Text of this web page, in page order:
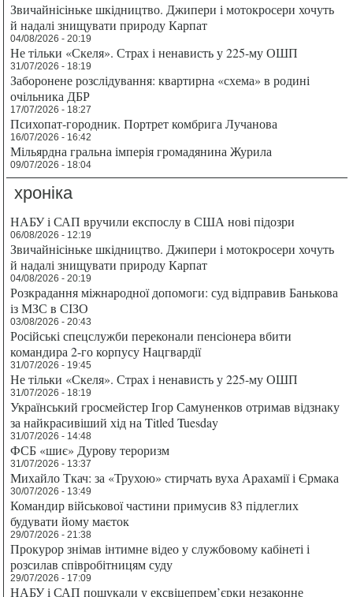
Звичайнісіньке шкідництво. Джипери і мотокросери хочуть
й надалі знищувати природу Карпат
04/08/2026 - 20:19
Не тільки «Скеля». Страх і ненависть у 225-му ОШП
31/07/2026 - 18:19
Заборонене розслідування: квартирна «схема» в родині
очільника ДБР
17/07/2026 - 18:27
Психопат-городник. Портрет комбрига Лучанова
16/07/2026 - 16:42
Мільярдна гральна імперія громадянина Журила
09/07/2026 - 18:04
хроніка
НАБУ і САП вручили експослу в США нові підозри
06/08/2026 - 12:19
Звичайнісіньке шкідництво. Джипери і мотокросери хочуть
й надалі знищувати природу Карпат
04/08/2026 - 20:19
Розкрадання міжнародної допомоги: суд відправив Банькова
із МЗС в СІЗО
03/08/2026 - 20:43
Російські спецслужби переконали пенсіонера вбити
командира 2-го корпусу Нацгвардії
31/07/2026 - 19:45
Не тільки «Скеля». Страх і ненависть у 225-му ОШП
31/07/2026 - 18:19
Український гросмейстер Ігор Самуненков отримав відзнаку
за найкрасивіший хід на Titled Tuesday
31/07/2026 - 14:48
ФСБ «шиє» Дурову тероризм
31/07/2026 - 13:37
Михайло Ткач: за «Трухою» стирчать вуха Арахамії і Єрмака
30/07/2026 - 13:49
Командир військової частини примусив 83 підлеглих
будувати йому маєток
29/07/2026 - 21:38
Прокурор знімав інтимне відео у службовому кабінеті і
розсилав співробітницям суду
29/07/2026 - 17:09
НАБУ і САП пошукали у ексвіцепрем’єрки незаконне